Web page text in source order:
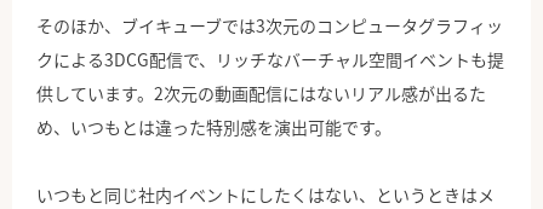
そのほか、ブイキューブでは3次元のコンピュータグラフィッ
クによる3DCG配信で、リッチなバーチャル空間イベントも提
供しています。2次元の動画配信にはないリアル感が出るた
め、いつもとは違った特別感を演出可能です。
いつもと同じ社内イベントにしたくはない、というときはメ